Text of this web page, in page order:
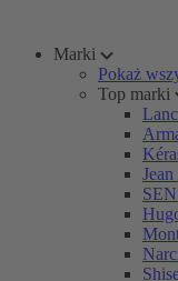
Marki
Pokaż
Top marki